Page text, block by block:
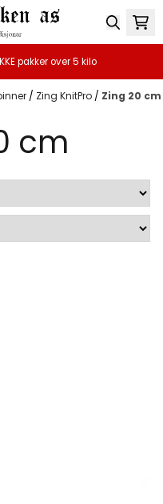
pakker over 5 kilo
/ Zing KnitPro / Zing 20 cm
cm